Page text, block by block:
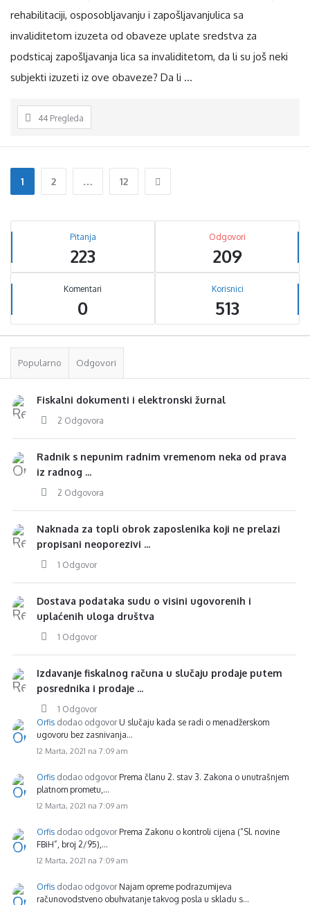
rehabilitaciji, osposobljavanju i zapošljavanjulica sa
invaliditetom izuzeta od obaveze uplate sredstva za
podsticaj zapošljavanja lica sa invaliditetom, da li su još neki
subjekti izuzeti iz ove obaveze? Da li ...
44 Pregleda
1 2 … 12
Sidebar
Stats Pitanja
223
Odgovori
209
Komentari
0
Korisnici
513
Popularno Odgovori
Fiskalni dokumenti i elektronski žurnal
2 Odgovora
Radnik s nepunim radnim vremenom neka od prava
iz radnog ...
2 Odgovora
Naknada za topli obrok zaposlenika koji ne prelazi
propisani neoporezivi ...
1 Odgovor
Dostava podataka sudu o visini ugovorenih i
uplaćenih uloga društva
1 Odgovor
Izdavanje fiskalnog računa u slučaju prodaje putem
posrednika i prodaje ...
1 Odgovor
Orfis dodao odgovor U slučaju kada se radi o menadžerskom
ugovoru bez zasnivanja…
12 Marta, 2021 na 7:09 am
Orfis dodao odgovor Prema članu 2. stav 3. Zakona o unutrašnjem
platnom prometu,…
12 Marta, 2021 na 7:09 am
Orfis dodao odgovor Prema Zakonu o kontroli cijena (“Sl. novine
FBiH”, broj 2/95),…
12 Marta, 2021 na 7:09 am
Orfis dodao odgovor Najam opreme podrazumijeva
računovodstveno obuhvatanje takvog posla u skladu s…